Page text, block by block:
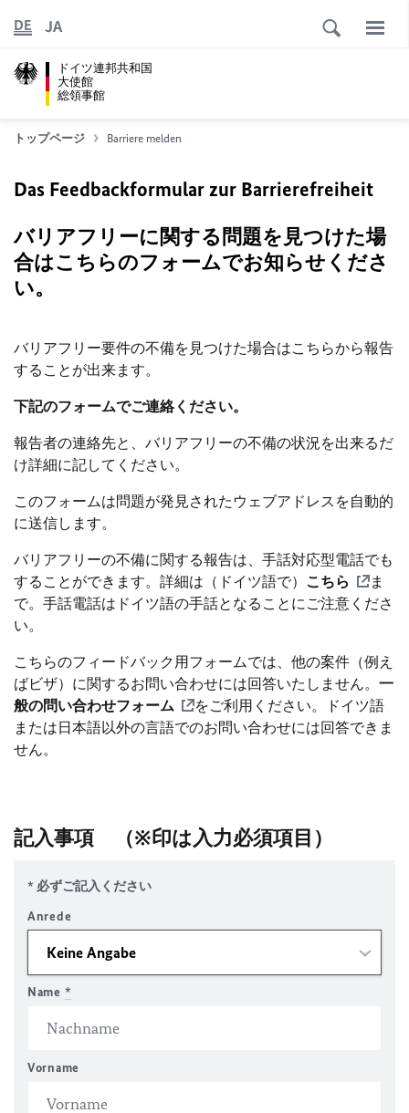
ドイツ連邦共和国
大使館
総領事館
DE JA
トップページ Barriere melden
Das Feedbackformular zur Barrierefreiheit
バリアフリーに関する問題を見つけた場
合はこちらのフォームでお知らせくださ
い。
バリアフリー要件の不備を見つけた場合はこちらから報告
することが出来ます。
下記のフォームでご連絡ください。
報告者の連絡先と、バリアフリーの不備の状況を出来るだ
け詳細に記してください。
このフォームは問題が発見されたウェブアドレスを自動的
に送信します。
バリアフリーの不備に関する報告は、手話対応型電話でも
することができます。詳細は（ドイツ語で）
こちら
ま
で。手話電話はドイツ語の手話となることにご注意くださ
い。
こちらのフィードバック用フォームでは、他の案件（例え
ばビザ）に関するお問い合わせには回答いたしません。 一
般の問い合わせフォーム
をご利用ください。ドイツ語
または日本語以外の言語でのお問い合わせには回答できま
せん。
記入事項 （※印は入力必須項目）
* 必ずご記入ください
Anrede
Name *
Vorname